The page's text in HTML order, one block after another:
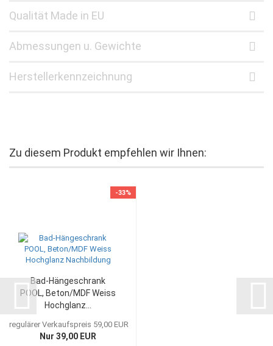
Qualität Made in EU
Abmessungen u. Gewichte
Herstellerkennzeichnung
Zu diesem Produkt empfehlen wir Ihnen:
-33%
Bad-Hängeschrank
POOL, Beton/MDF Weiss
Hochglanz...
regulärer Verkaufspreis 59,00 EUR
Nur 39,00 EUR